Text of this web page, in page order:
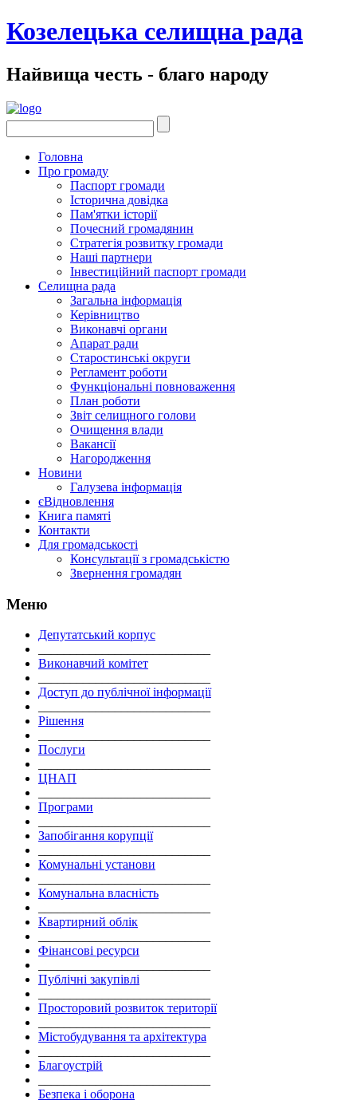
Козелецька селищна рада
Найвища честь - благо народу
Головна
Про громаду
Паспорт громади
Історична довідка
Пам'ятки історії
Почесний громадянин
Стратегія розвитку громади
Наші партнери
Інвестиційний паспорт громади
Селищна рада
Загальна інформація
Керівництво
Виконавчі органи
Апарат ради
Старостинські округи
Регламент роботи
Функціональні повноваження
План роботи
Звіт селищного голови
Очищення влади
Вакансії
Нагородження
Новини
Галузева інформація
єВідновлення
Книга памяті
Контакти
Для громадськості
Консультації з громадськістю
Звернення громадян
Меню
Депутатський корпус
Виконавчий комітет
Доступ до публічної інформації
Рішення
Послуги
ЦНАП
Програми
Запобігання корупції
Комунальні установи
Комунальна власність
Квартирний облік
Фінансові ресурси
Публічні закупівлі
Просторовий розвиток території
Містобудування та архітектура
Благоустрій
Безпека і оборона